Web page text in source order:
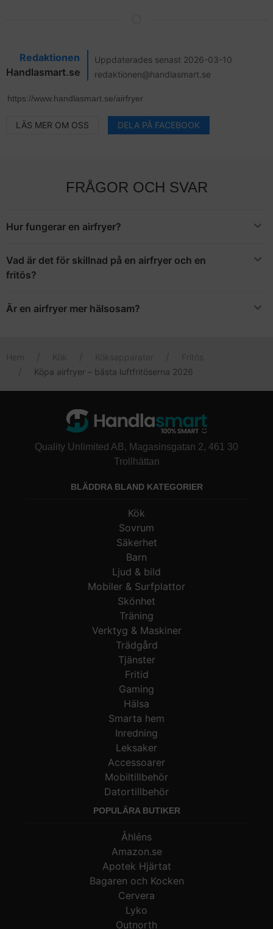
Redaktionen
Handlasmart.se
Uppdaterades senast 2026-03-10
redaktionen@handlasmart.se
LÄS MER OM OSS DELA PÅ FACEBOOK
FRÅGOR OCH SVAR
Hur fungerar en airfryer?
Vad är det för skillnad på en airfryer och en
fritös?
olja, använder du bara en bråkdel av oljemängden i en airfryer.
Är en airfryer mer hälsosam?
Köpa airfryer – bästa luftfritöserna 2026
Quality Unlimited AB, Magasinsgatan 2, 461 30
Trollhättan
BLÄDDRA BLAND KATEGORIER
Kök
Sovrum
Säkerhet
Barn
Ljud & bild
Mobiler & Surfplattor
Skönhet
Träning
Verktyg & Maskiner
Trädgård
Tjänster
Fritid
Gaming
Hälsa
Smarta hem
Inredning
Leksaker
Accessoarer
Mobiltillbehör
Datortillbehör
POPULÄRA BUTIKER
Åhléns
Amazon.se
Apotek Hjärtat
Bagaren och Kocken
Cervera
Lyko
Outnorth